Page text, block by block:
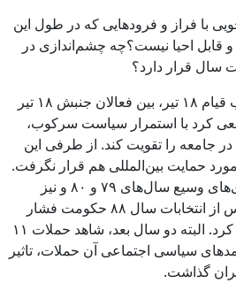
با فراز و فرودهایی که در طول این
احیا نیست؟چه چشم‌اندازی در
سال قرار دارد؟
-بعد از نمایش عریان سرکوب قیام ۱۸ تیر، بین فعالان جنبش ۱۸ تیر
کرد با استمرار سیاست سرکوب،
در جامعه را تقویت کند. از طرفی این
حمایت بین‌المللی هم قرار نگرفت.
پس از سرکوب‌ها و دستگیری‌های وسیع سال‌های ۷۹ و ۸۰ و نیز
سرکوب فعالان دانشجویی پس از انتخابات سال ۸۸ حکومت فشار
مضاعفی بر بدنه جنبش وارد کرد. البته دو سال بعد، شاهد حملات ۱۱
که پیامدهای سیاسی اجتماعی آن حملات، تاثیر
گذاشت.